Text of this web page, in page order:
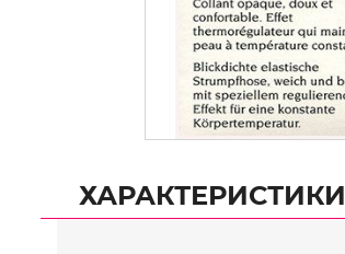
ХАРАКТЕРИСТИКИ